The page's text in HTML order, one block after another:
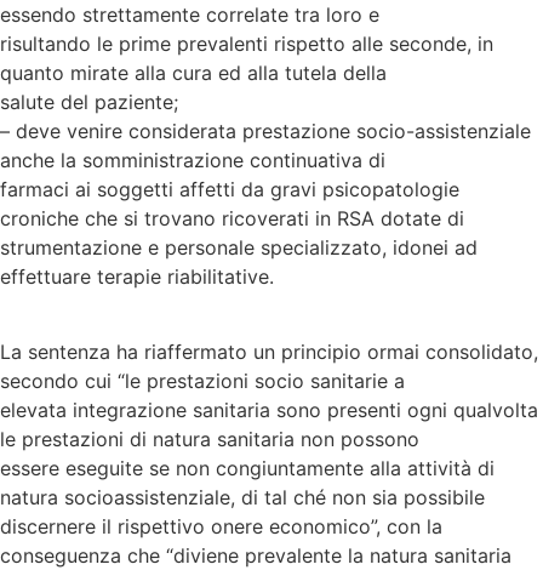
essendo strettamente correlate tra loro e
risultando le prime prevalenti rispetto alle seconde, in
quanto mirate alla cura ed alla tutela della
salute del paziente;
– deve venire considerata prestazione socio-assistenziale
anche la somministrazione continuativa di
farmaci ai soggetti affetti da gravi psicopatologie
croniche che si trovano ricoverati in RSA dotate di
strumentazione e personale specializzato, idonei ad
effettuare terapie riabilitative.
La sentenza ha riaffermato un principio ormai consolidato,
secondo cui “le prestazioni socio sanitarie a
elevata integrazione sanitaria sono presenti ogni qualvolta
le prestazioni di natura sanitaria non possono
essere eseguite se non congiuntamente alla attività di
natura socioassistenziale, di tal ché non sia possibile
discernere il rispettivo onere economico”, con la
conseguenza che “diviene prevalente la natura sanitaria